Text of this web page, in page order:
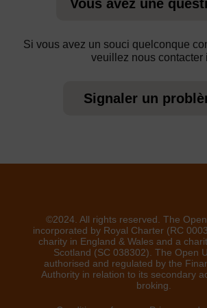
Vous avez une
Si vous avez un souci quelconque
veuillez nous contacter
Signaler un
©2024. All rights reserved. The
incorporated by Royal Charter (RC
charity in England & Wales and a
Scotland (SC 038302). The Open
authorised and regulated by the
Authority in relation to its secondary
broking.